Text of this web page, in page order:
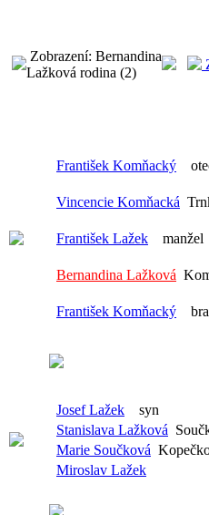
Zobrazení: Bernandina
Lažková rodina (2)
František Komňacký
Vincencie Komňacká
František Lažek manžel
Bernandina Lažková
František Komňacký
Josef Lažek syn
Stanislava Lažková
Marie Součková
Miroslav Lažek